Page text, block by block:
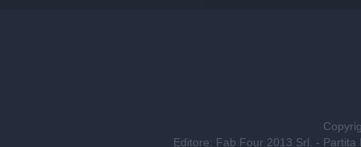
Editore: Fab Four 2013 Srl. -